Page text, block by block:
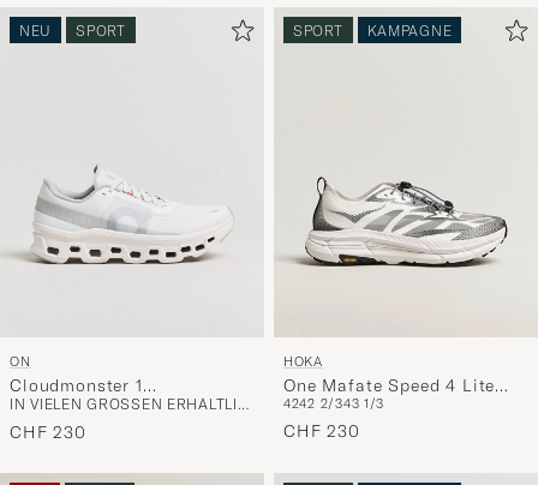
NEU SPORT
ON
Cloudmonster 1
White/White
IN VIELEN GRÖSSEN ERHÄLTLICH
CHF 230
SPORT KAMPAGNE
HOKA
One Mafate Speed 4 Lite
White/Black
4242 2/343 1/3
CHF 230